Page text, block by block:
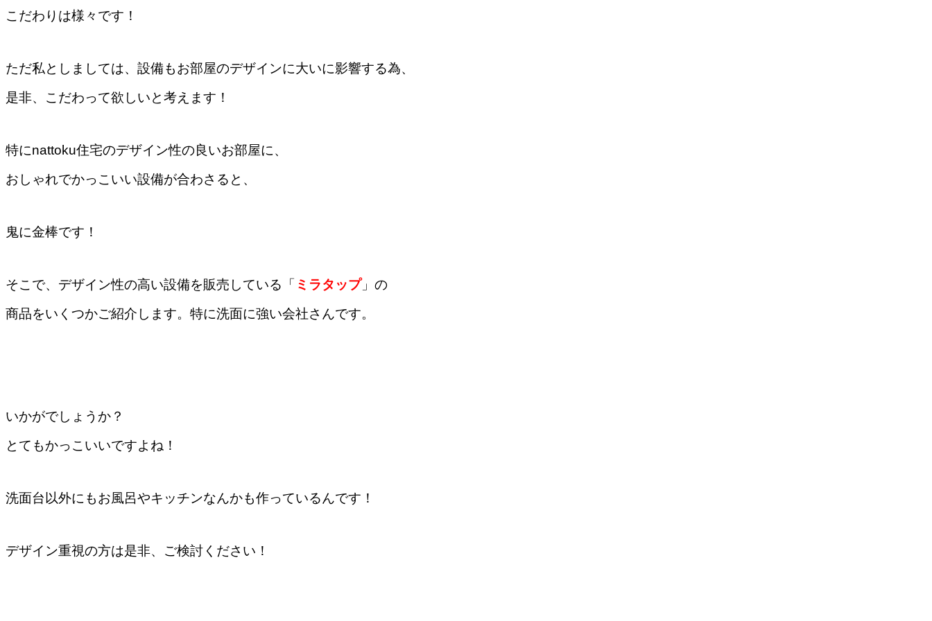
こだわりは様々です！
ただ私としましては、設備もお部屋のデザインに大いに影響する為、
是非、こだわって欲しいと考えます！
特にnattoku住宅のデザイン性の良いお部屋に、
おしゃれでかっこいい設備が合わさると、
鬼に金棒です！
そこで、デザイン性の高い設備を販売している「 ミラタップ」の
商品をいくつかご紹介します。特に洗面に強い会社さんです。
いかがでしょうか？
とてもかっこいいですよね！
洗面台以外にもお風呂やキッチンなんかも作っているんです！
デザイン重視の方は是非、ご検討ください！